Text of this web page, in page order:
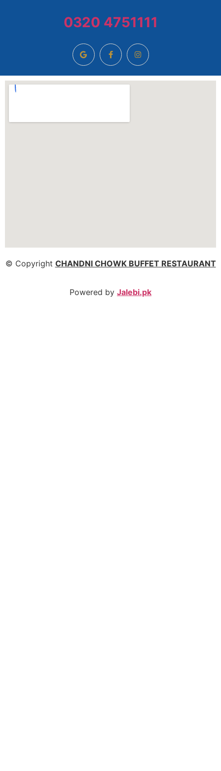
0320 4751111
© Copyright CHANDNI CHOWK BUFFET RESTAURANT
Powered by Jalebi.pk